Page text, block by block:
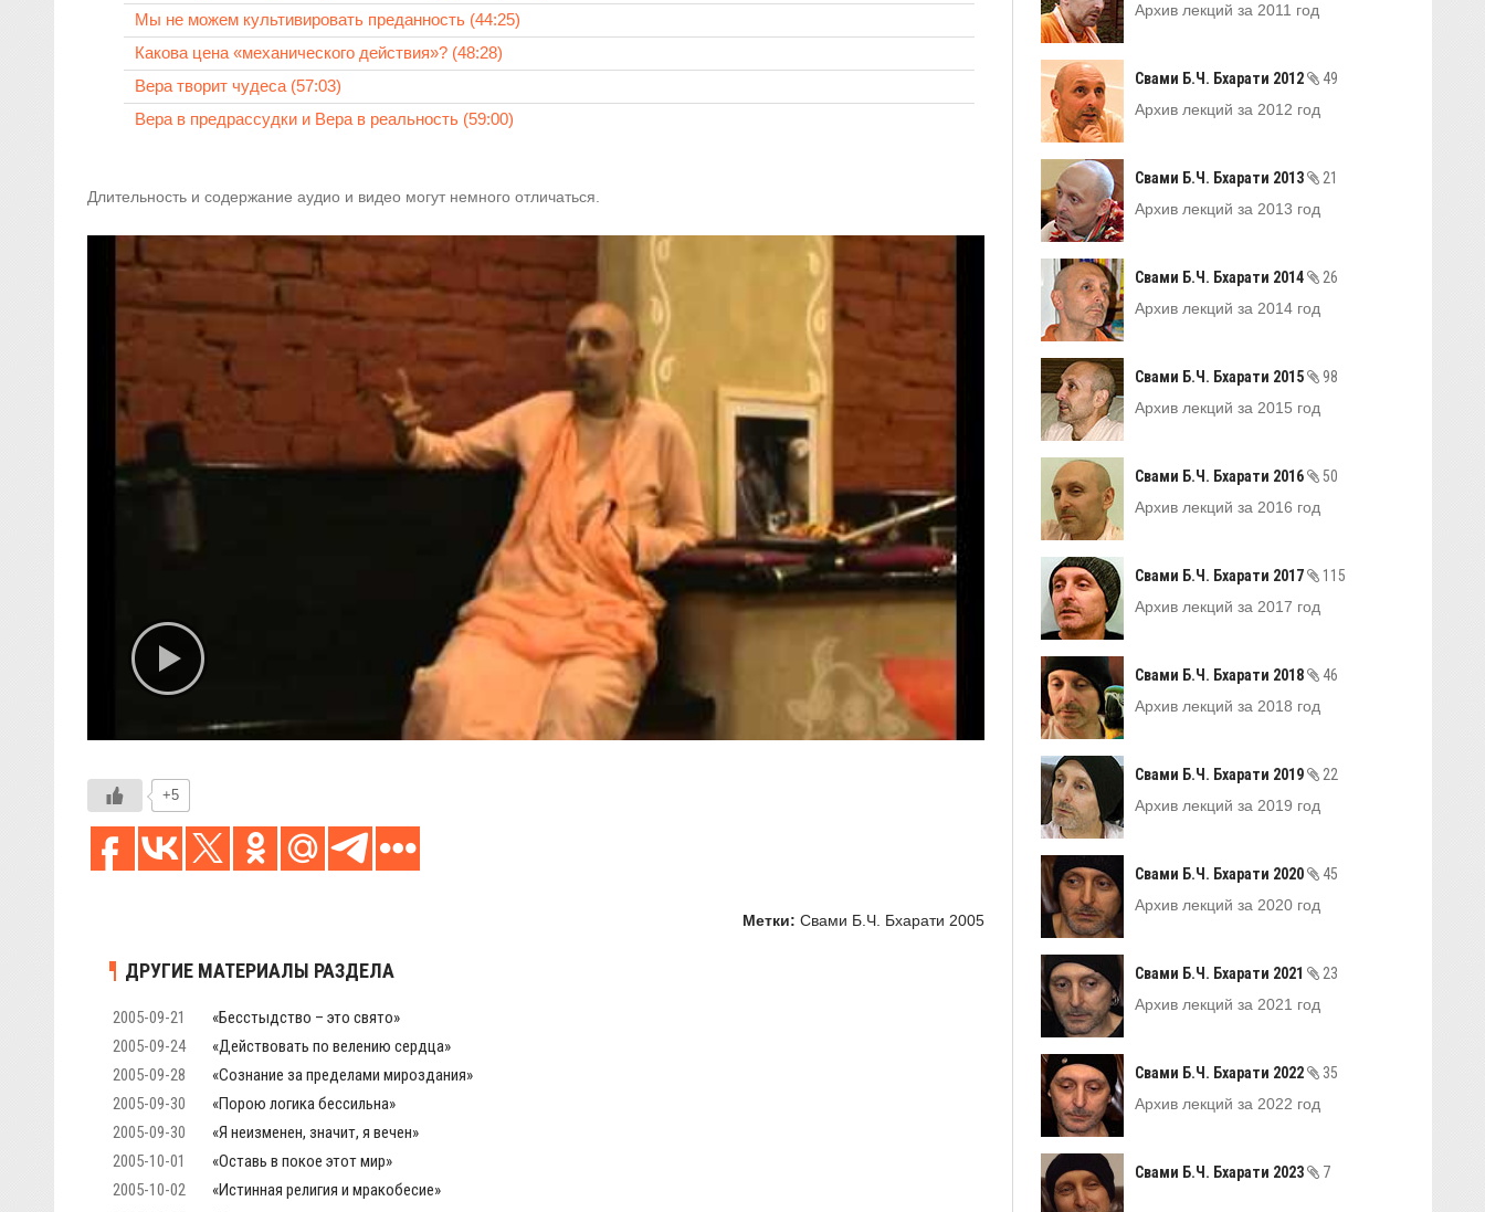
Мы не можем культивировать преданность (44:25)
Какова цена «механического действия»? (48:28)
Вера творит чудеса (57:03)
Вера в предрассудки и Вера в реальность (59:00)
Длительность и содержание аудио и видео могут немного отличаться.
+5
Метки: Свами Б.Ч. Бхарати 2005
ДРУГИЕ МАТЕРИАЛЫ РАЗДЕЛА
2005-09-21
«Бесстыдство – это свято»
2005-09-24
«Действовать по велению сердца»
2005-09-28
«Сознание за пределами мироздания»
2005-09-30
«Порою логика бессильна»
2005-09-30
«Я неизменен, значит, я вечен»
2005-10-01
«Оставь в покое этот мир»
2005-10-02
«Истинная религия и мракобесие»
Архив лекций за 2011 год
Свами Б.Ч. Бхарати 2012
49
Архив лекций за 2012 год
Свами Б.Ч. Бхарати 2013
21
Архив лекций за 2013 год
Свами Б.Ч. Бхарати 2014
26
Архив лекций за 2014 год
Свами Б.Ч. Бхарати 2015
98
Архив лекций за 2015 год
Свами Б.Ч. Бхарати 2016
50
Архив лекций за 2016 год
Свами Б.Ч. Бхарати 2017
115
Архив лекций за 2017 год
Свами Б.Ч. Бхарати 2018
46
Архив лекций за 2018 год
Свами Б.Ч. Бхарати 2019
22
Архив лекций за 2019 год
Свами Б.Ч. Бхарати 2020
45
Архив лекций за 2020 год
Свами Б.Ч. Бхарати 2021
23
Архив лекций за 2021 год
Свами Б.Ч. Бхарати 2022
35
Архив лекций за 2022 год
Свами Б.Ч. Бхарати 2023 7